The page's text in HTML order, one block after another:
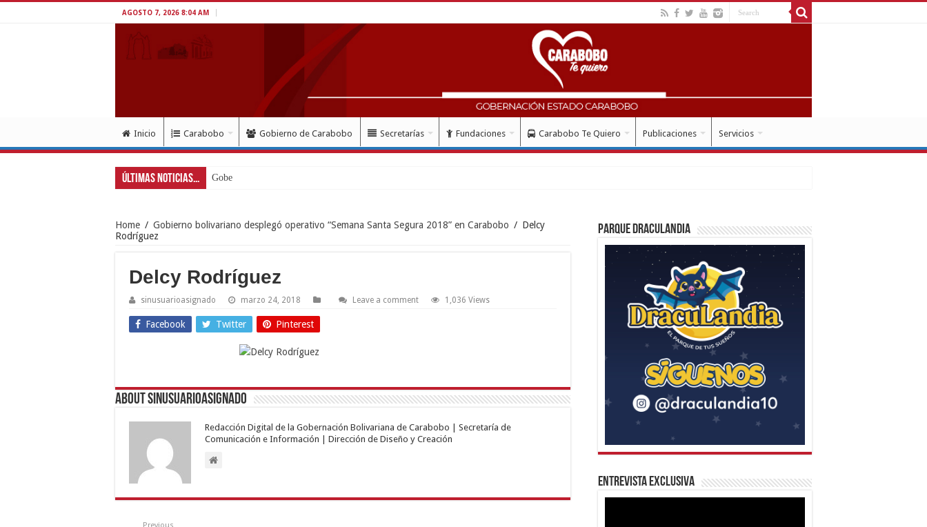
AGOSTO 7, 2026 8:04 AM
Inicio Carabobo Gobierno de Carabobo Secretarías Fundaciones Carabobo Te Quiero Publicaciones Servicios
Últimas Noticias... Gobernador Lacava a
Home / Gobierno bolivariano desplegó operativo “Semana Santa Segura 2018” en Carabobo / Delcy
Rodríguez
Delcy Rodríguez
sinusuarioasignado marzo 24, 2018 Leave a comment 1,036 Views
Facebook Twitter Pinterest
About sinusuarioasignado
Redacción Digital de la Gobernación Bolivariana de Carabobo | Secretaría de
Comunicación e Información | Dirección de Diseño y Creación
Previous
Parque Draculandia
Entrevista Exclusiva